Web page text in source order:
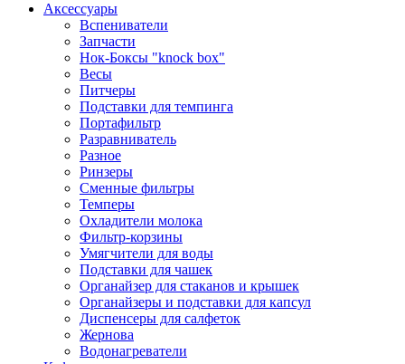
Аксессуары
Вспениватели
Запчасти
Нок-Боксы "knock box"
Весы
Питчеры
Подставки для темпинга
Портафильтр
Разравниватель
Разное
Ринзеры
Сменные фильтры
Темперы
Охладители молока
Фильтр-корзины
Умягчители для воды
Подставки для чашек
Органайзер для стаканов и крышек
Органайзеры и подставки для капсул
Диспенсеры для салфеток
Жернова
Водонагреватели